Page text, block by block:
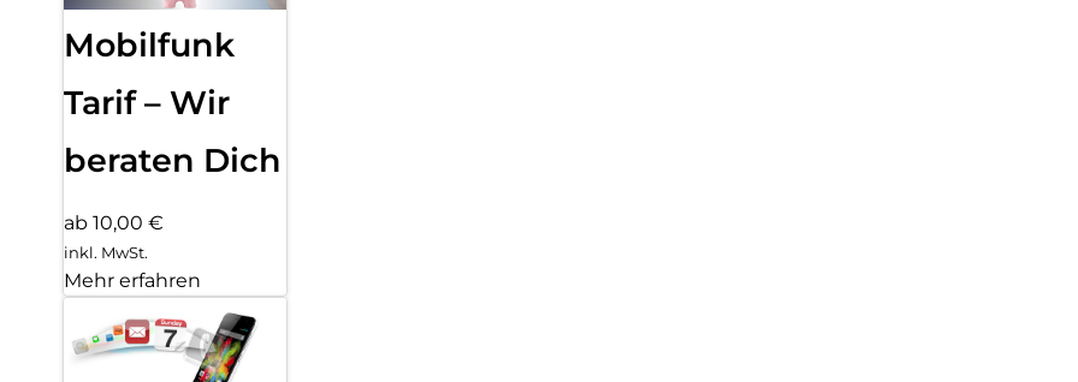
Mobilfunk
Tarif – Wir
beraten Dich
ab 10,00 €
inkl. MwSt.
Mehr erfahren